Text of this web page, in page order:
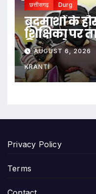
छत्तीसगढ़ Durg
बदमाशों के
शिक्षिका पर
रिक्शा
AUGUST 6, 2026
KRANTI
Privacy Policy
Terms